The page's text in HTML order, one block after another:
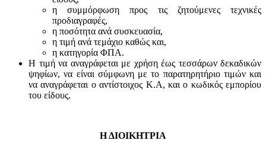
η συμμόρφωση προς τις ζητούμενες τεχνικές
προδιαγραφές,
η ποσότητα ανά συσκευασία,
η τιμή ανά τεμάχιο καθώς και,
η κατηγορία ΦΠΑ.
Η τιμή να αναγράφεται με χρήση έως τεσσάρων δεκαδικών
ψηφίων, να είναι σύμφωνη με το παρατηρητήριο τιμών και
να αναγράφεται ο αντίστοιχος Κ.Α, και ο κωδικός εμπορίου
του είδους.
Η ΔΙΟΙΚΗΤΡΙΑ